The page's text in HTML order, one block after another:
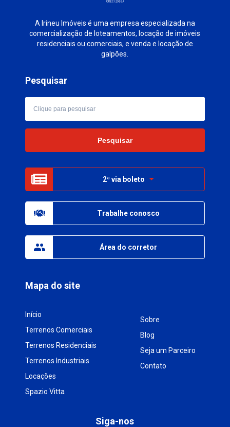
A Irineu Imóveis é uma empresa especializada na
comercialização de loteamentos, locação de imóveis
residenciais ou comerciais, e venda e locação de
galpões.
Mapa do site
Início
Terrenos Comerciais
Terrenos Residenciais
Terrenos Industriais
Locações
Spazio Vitta
Sobre
Blog
Seja um Parceiro
Contato
Pesquisar
2ª via boleto
Trabalhe conosco
Área do corretor
Siga-nos